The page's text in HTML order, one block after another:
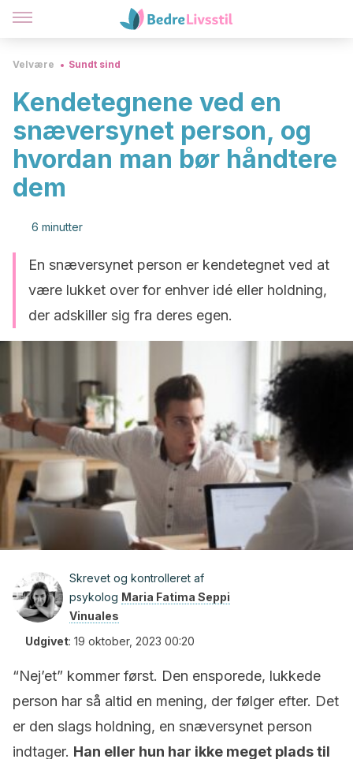
Velvære Sundt sind
Kendetegnene ved en
snæversynet person, og
hvordan man bør håndtere
dem
6 minutter
En snæversynet person er kendetegnet ved at
være lukket over for enhver idé eller holdning,
der adskiller sig fra deres egen.
Skrevet og kontrolleret af
psykolog Maria Fatima Seppi
Vinuales
Udgivet: 19 oktober, 2023 00:20
“Nej’et” kommer først. Den ensporede, lukkede
person har så altid en mening, der følger efter. Det
er den slags holdning, en snæversynet person
indtager. Han eller hun har ikke meget plads til